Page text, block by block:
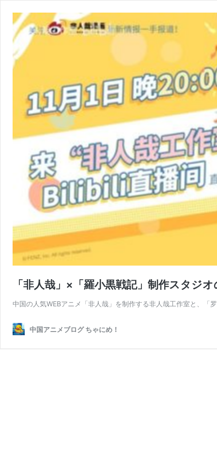
「非人哉」×「羅小黒戦記」制作スタジ
中国の人気WEBアニメ「非人哉」を制作する非人哉工作室と、
中国アニメブログ ちゃにめ！